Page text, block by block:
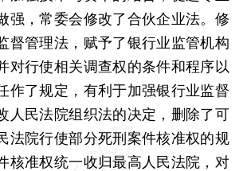
强，常委会修改了合伙企业法。修
督管理法，赋予了银行业监管机构
对行使相关调查权的条件和程序以
作了规定，有利于加强银行业监督
人民法院组织法的决定，删除了可
法院行使部分死刑案件核准权的规
核准权统一收归最高人民法院，对